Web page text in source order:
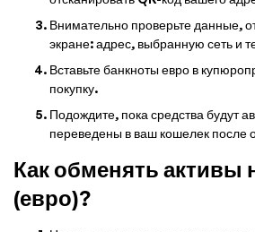
Внимательно проверьте данные,
экране: адрес, выбранную сеть и
Вставьте банкноты евро в
покупку.
Подождите, пока средства будут
переведены в ваш кошелек после
Как обменять активы
(евро)?